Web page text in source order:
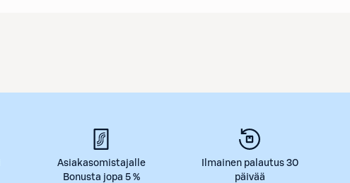
Asiakasomistajalle
Bonusta jopa 5 %
Ilmainen palautus 30
päivää